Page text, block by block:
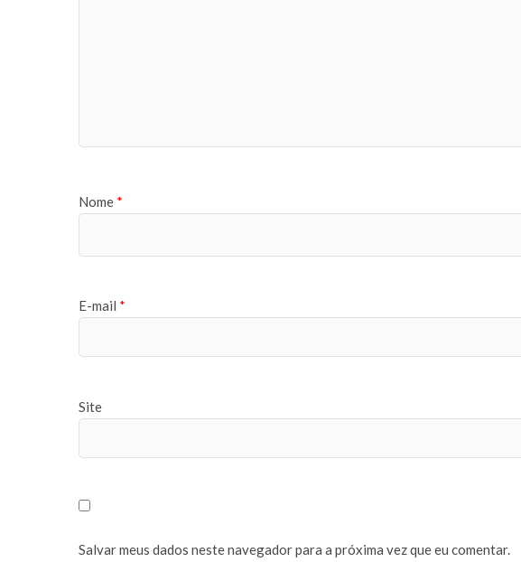
Nome *
E-mail *
Site
Salvar meus dados neste navegador para a próxima vez que eu comentar.